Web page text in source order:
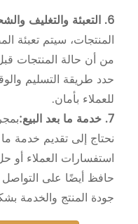
6. التعبئة والتغليف والشحن:
المنتجات، سيتم تعبئة
من أن حالة المنتجات
حدد طريقة التسليم
للعملاء بأمان.
7. خدمة ما بعد البيع:
نحتاج إلى تقديم خدمة ما
استفسارات العملاء أو
حافظ أيضًا على التواصل
جودة المنتج والخدمة